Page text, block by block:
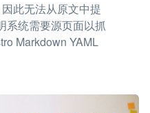
此无法从原文中提
系统需要源页面以抓
Markdown YAML